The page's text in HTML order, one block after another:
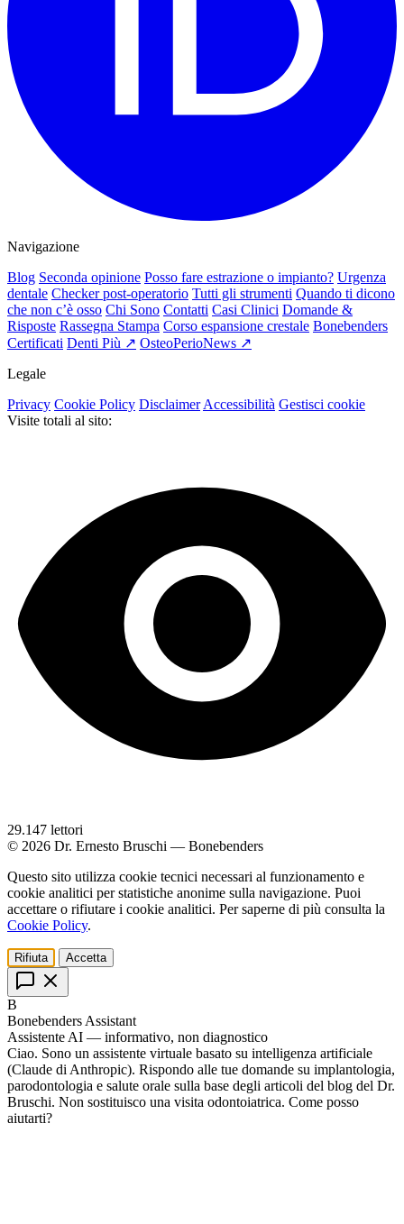
Navigazione
Blog Seconda opinione Posso fare estrazione o impianto? Urgenza
dentale Checker post-operatorio Tutti gli strumenti Quando ti dicono
che non c’è osso Chi Sono Contatti Casi Clinici Domande &
Risposte Rassegna Stampa Corso espansione crestale Bonebenders
Certificati Denti Più ↗ OsteoPerioNews ↗
Legale
Privacy Cookie Policy Disclaimer Accessibilità Gestisci cookie
Visite totali al sito:
29.147 lettori
© 2026 Dr. Ernesto Bruschi — Bonebenders
Questo sito utilizza cookie tecnici necessari al funzionamento e
cookie analitici per statistiche anonime sulla navigazione. Puoi
accettare o rifiutare i cookie analitici. Per saperne di più consulta la
Cookie Policy.
Rifiuta Accetta
B
Bonebenders Assistant
Assistente AI — informativo, non diagnostico
Ciao. Sono un assistente virtuale basato su intelligenza artificiale
(Claude di Anthropic). Rispondo alle tue domande su implantologia,
parodontologia e salute orale sulla base degli articoli del blog del Dr.
Bruschi. Non sostituisco una visita odontoiatrica. Come posso
aiutarti?